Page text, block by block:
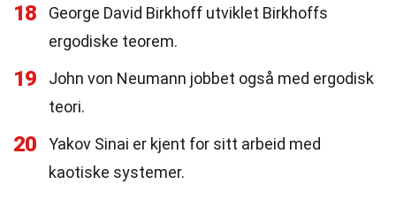
18
George David Birkhoff utviklet Birkhoffs
ergodiske teorem.
19
John von Neumann jobbet også med ergodisk
teori.
20
Yakov Sinai er kjent for sitt arbeid med
kaotiske systemer.